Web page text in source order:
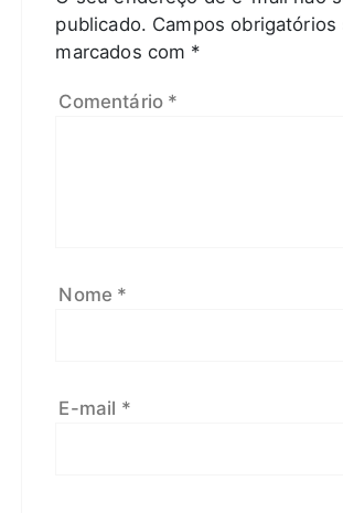
publicado. Campos obrigatórios
marcados com *
Comentário *
Nome *
E-mail *